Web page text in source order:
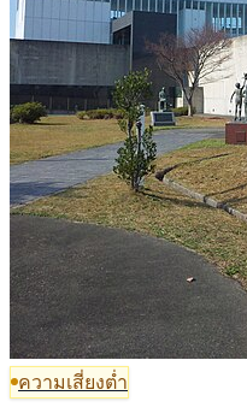
ความเสี่ยงต่ำ